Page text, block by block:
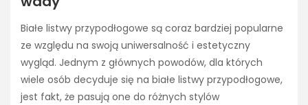
Białe listwy przypodłogowe są coraz bardziej popularne
ze względu na swoją uniwersalność i estetyczny
wygląd. Jednym z głównych powodów, dla których
wiele osób decyduje się na białe listwy przypodłogowe,
jest fakt, że pasują one do różnych stylów